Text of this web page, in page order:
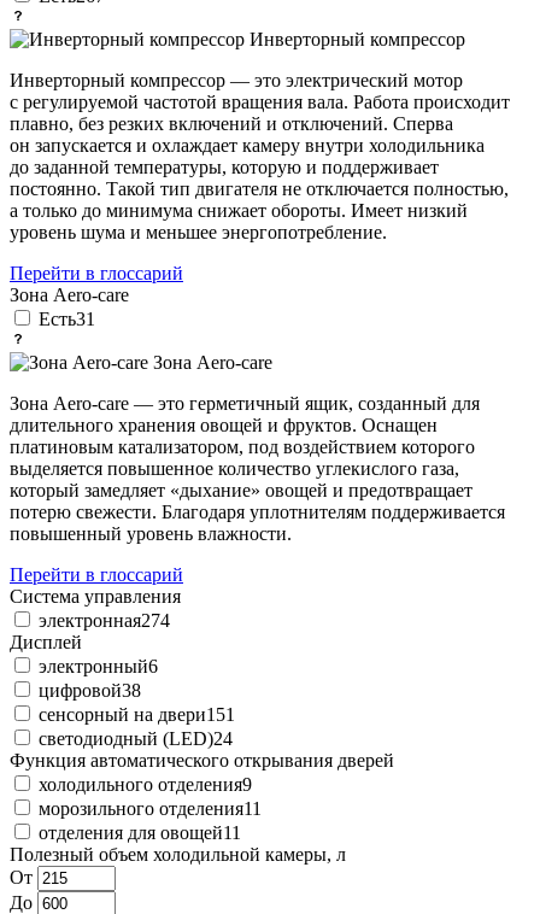
Инверторный компрессор
Инверторный компрессор — это электрический мотор
с регулируемой частотой вращения вала. Работа происходит
плавно, без резких включений и отключений. Сперва
он запускается и охлаждает камеру внутри холодильника
до заданной температуры, которую и поддерживает
постоянно. Такой тип двигателя не отключается полностью,
а только до минимума снижает обороты. Имеет низкий
уровень шума и меньшее энергопотребление.
Перейти в глоссарий
Зона Aero-care
Есть31
Зона Aero-care
Зона Aero-care — это герметичный ящик, созданный для
длительного хранения овощей и фруктов. Оснащен
платиновым катализатором, под воздействием которого
выделяется повышенное количество углекислого газа,
который замедляет «дыхание» овощей и предотвращает
потерю свежести. Благодаря уплотнителям поддерживается
повышенный уровень влажности.
Перейти в глоссарий
Система управления
электронная274
Дисплей
электронный6
цифровой38
сенсорный на двери151
светодиодный (LED)24
Функция автоматического открывания дверей
холодильного отделения9
морозильного отделения11
отделения для овощей11
Полезный объем холодильной камеры, л
От
До